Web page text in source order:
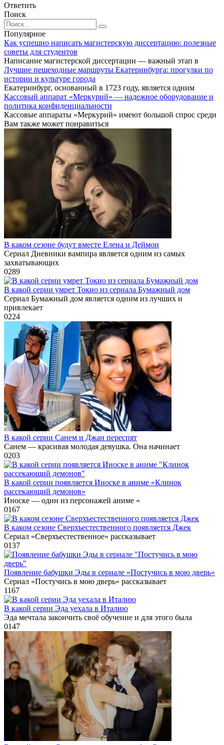
Ответить
Поиск
Search
for:
Популярное
Как успешно написать магистерскую диссертацию: полезные
советы для студентов
Написание магистерской диссертации — важный этап в
Лучшие пешеходные маршруты Екатеринбурга: прогулки по
истории и культуре города
Екатеринбург, основанный в 1723 году, является одним
Кассовый аппарат «Меркурий» — надежное оборудование и
политика конфиденциальности
Кассовые аппараты «Меркурий» имеют большой спрос среди
Вам также может понравиться
В каком сезоне будут вместе Елена и Деймон
Сериал Дневники вампира является одним из самых
захватывающих
0289
В какой серии умрет Токио из сериала Бумажный дом
Сериал Бумажный дом является одним из лучших и
привлекает
0224
В какой серии Санем и Джан переспят
Санем — красивая молодая девушка. Она начинает
0203
В какой серии появляется Иноске в аниме «Клинок
рассекающий демонов»
Иноске — один из персонажей аниме «
0167
В каком сезоне Сверхъестественного появляется Джек
Сериал «Сверхъестественное» рассказывает
0137
Появление бабушки Эды в сериале «Постучись в мою дверь»
Сериал «Постучись в мою дверь» рассказывает
1167
В какой серии Эда уехала в Италию
Эда мечтала закончить своё обучение и для этого была
0147